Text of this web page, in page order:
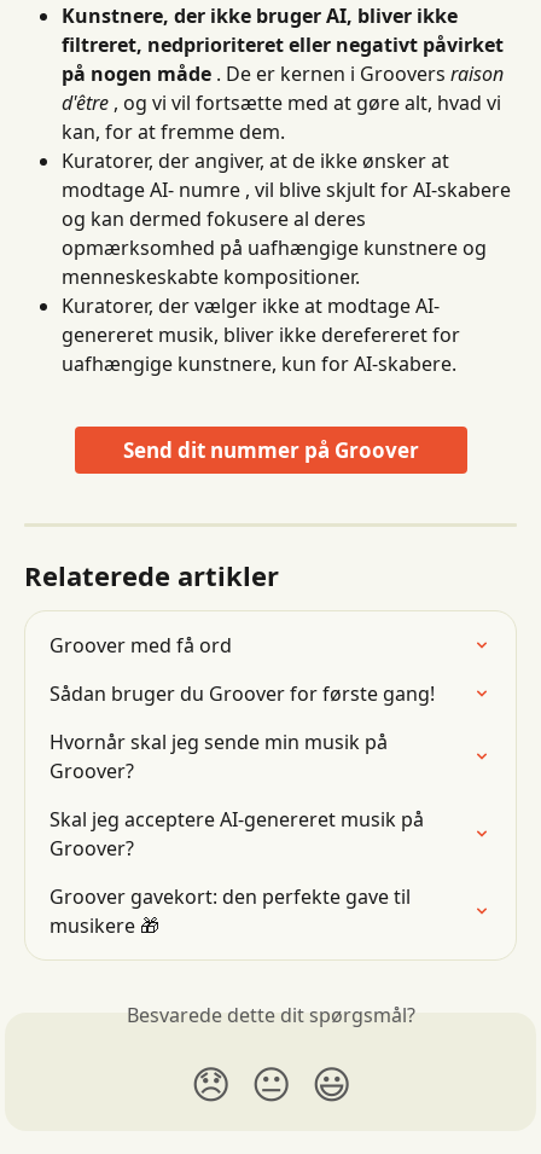
Kunstnere, der ikke bruger AI, bliver ikke
filtreret, nedprioriteret eller negativt påvirket
på nogen måde . De er kernen i Groovers raison
d'être , og vi vil fortsætte med at gøre alt, hvad vi
kan, for at fremme dem.
Kuratorer, der angiver, at de ikke ønsker at
modtage AI- numre , vil blive skjult for AI-skabere
og kan dermed fokusere al deres
opmærksomhed på uafhængige kunstnere og
menneskeskabte kompositioner.
Kuratorer, der vælger ikke at modtage AI-
genereret musik, bliver ikke derefereret for
uafhængige kunstnere, kun for AI-skabere.
Send dit nummer på Groover
Relaterede artikler
Groover med få ord
Sådan bruger du Groover for første gang!
Hvornår skal jeg sende min musik på
Groover?
Skal jeg acceptere AI-genereret musik på
Groover?
Groover gavekort: den perfekte gave til
musikere 🎁
Besvarede dette dit spørgsmål?
😞 😐 😃